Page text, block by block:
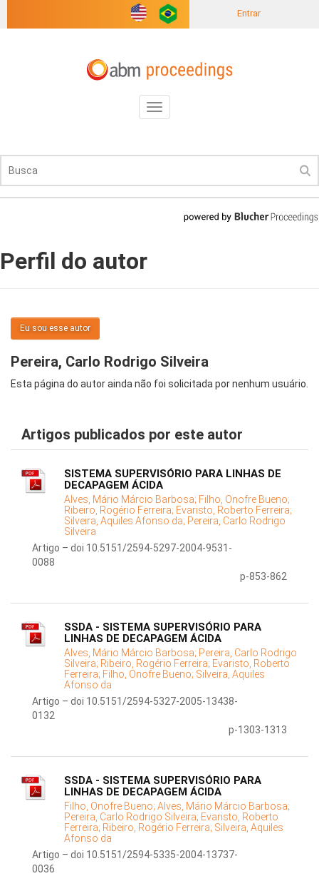
Entrar
Toggle
navigation
Perfil do autor
Eu sou esse autor
Pereira, Carlo Rodrigo Silveira
Esta página do autor ainda não foi solicitada por nenhum usuário.
Artigos publicados por este autor
SISTEMA SUPERVISÓRIO PARA LINHAS DE
DECAPAGEM ÁCIDA
Alves, Mário Márcio Barbosa; Filho, Onofre Bueno;
Ribeiro, Rogério Ferreira; Evaristo, Roberto Ferreira;
Silveira, Aquiles Afonso da; Pereira, Carlo Rodrigo
Silveira
Artigo – doi 10.5151/2594-5297-2004-9531-
0088
p-853-862
SSDA - SISTEMA SUPERVISÓRIO PARA
LINHAS DE DECAPAGEM ÁCIDA
Alves, Mário Márcio Barbosa; Pereira, Carlo Rodrigo
Silveira; Ribeiro, Rogério Ferreira; Evaristo, Roberto
Ferreira; Filho, Onofre Bueno; Silveira, Aquiles
Afonso da
Artigo – doi 10.5151/2594-5327-2005-13438-
0132
p-1303-1313
SSDA - SISTEMA SUPERVISÓRIO PARA
LINHAS DE DECAPAGEM ÁCIDA
Filho, Onofre Bueno; Alves, Mário Márcio Barbosa;
Pereira, Carlo Rodrigo Silveira; Evaristo, Roberto
Ferreira; Ribeiro, Rogério Ferreira; Silveira, Aquiles
Afonso da
Artigo – doi 10.5151/2594-5335-2004-13737-
0036